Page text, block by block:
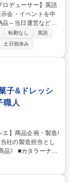
～当日運営など、
でご経験をつんで
インチーム他) ■プ
理やイベント開催
とに営業とデザイ
ェクトを進めるの
転勤なし
英語
土日祝休み
子&ドレッシ
職人
品》 ■カタラーナ/